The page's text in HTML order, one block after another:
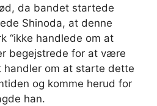
da bandet startede
Shinoda, at denne
“ikke handlede om at
begejstrede for at være
om at starte dette
og komme herud for
han.